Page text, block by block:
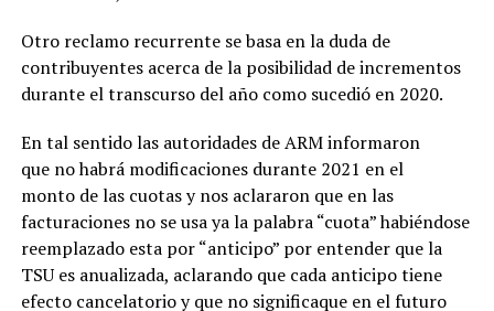
Otro reclamo recurrente se basa en la duda de
contribuyentes acerca de la posibilidad de incrementos
durante el transcurso del año como sucedió en 2020.
En tal sentido las autoridades de ARM informaron
que no habrá modificaciones durante 2021 en el
monto de las cuotas y nos aclararon que en las
facturaciones no se usa ya la palabra “cuota” habiéndose
reemplazado esta por “anticipo” por entender que la
TSU es anualizada, aclarando que cada anticipo tiene
efecto cancelatorio y que no significaque en el futuro